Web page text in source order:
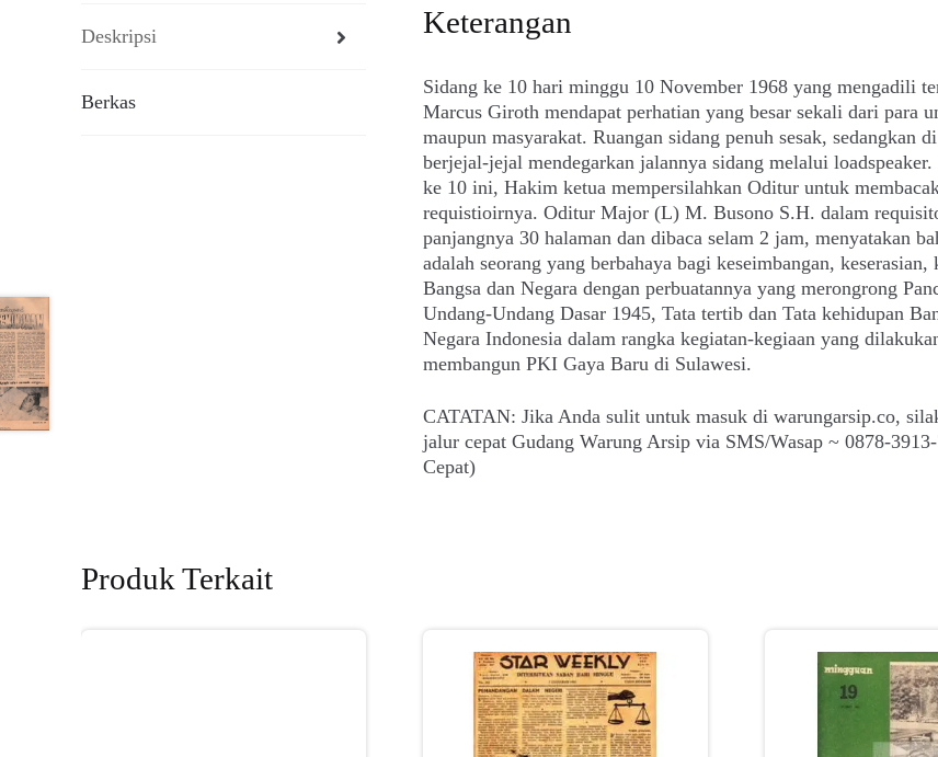
Deskripsi
Berkas
Keterangan
Sidang ke 10 hari minggu 10 November 1968 yang mengadili
Marcus Giroth mendapat perhatian yang besar sekali dari para
maupun masyarakat. Ruangan sidang penuh sesak, sedangkan
berjejal-jejal mendegarkan jalannya sidang melalui loadspeaker.
ke 10 ini, Hakim ketua mempersilahkan Oditur untuk
requistioirnya. Oditur Major (L) M. Busono S.H. dalam
panjangnya 30 halaman dan dibaca selam 2 jam, menyatakan
adalah seorang yang berbahaya bagi keseimbangan, keserasian,
Bangsa dan Negara dengan perbuatannya yang merongrong
Undang-Undang Dasar 1945, Tata tertib dan Tata kehidupan
Negara Indonesia dalam rangka kegiatan-kegiaan yang
membangun PKI Gaya Baru di Sulawesi.
CATATAN: Jika Anda sulit untuk masuk di warungarsip.co,
jalur cepat Gudang Warung Arsip via SMS/Wasap ~ 0878-
Cepat)
Produk Terkait